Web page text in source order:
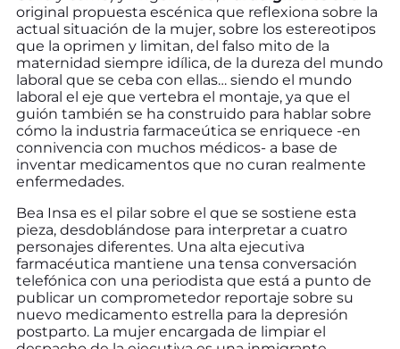
original propuesta escénica que reflexiona sobre la
actual situación de la mujer, sobre los estereotipos
que la oprimen y limitan, del falso mito de la
maternidad siempre idílica, de la dureza del mundo
laboral que se ceba con ellas… siendo el mundo
laboral el eje que vertebra el montaje, ya que el
guión también se ha construido para hablar sobre
cómo la industria farmaceútica se enriquece -en
connivencia con muchos médicos- a base de
inventar medicamentos que no curan realmente
enfermedades.
Bea Insa es el pilar sobre el que se sostiene esta
pieza, desdoblándose para interpretar a cuatro
personajes diferentes. Una alta ejecutiva
farmacéutica mantiene una tensa conversación
telefónica con una periodista que está a punto de
publicar un comprometedor reportaje sobre su
nuevo medicamento estrella para la depresión
postparto. La mujer encargada de limpiar el